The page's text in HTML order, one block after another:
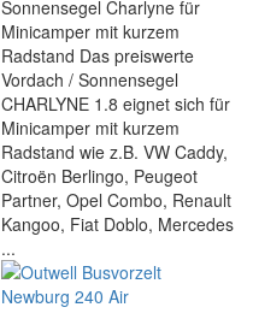
Sonnensegel Charlyne für
Minicamper mit kurzem
Radstand Das preiswerte
Vordach / Sonnensegel
CHARLYNE 1.8 eignet sich für
Minicamper mit kurzem
Radstand wie z.B. VW Caddy,
Citroën Berlingo, Peugeot
Partner, Opel Combo, Renault
Kangoo, Fiat Doblo, Mercedes
...